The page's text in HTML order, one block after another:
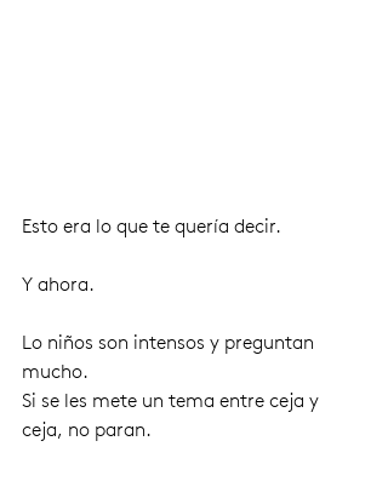
Esto era lo que te quería decir.
Y ahora.
Lo niños son intensos y preguntan
mucho.
Si se les mete un tema entre ceja y
ceja, no paran.